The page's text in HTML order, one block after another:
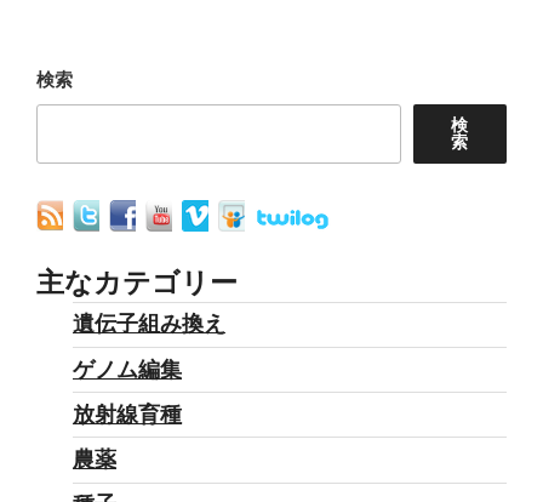
ン
検索
検
索
主なカテゴリー
遺伝子組み換え
ゲノム編集
放射線育種
農薬